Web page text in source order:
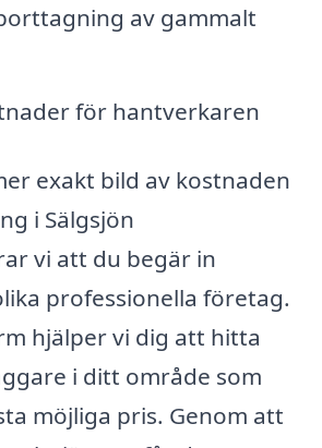
av gammalt
för hantverkaren
exakt bild av kostnaden
i Sälgsjön
vi att du begär in
professionella företag.
hjälper vi dig att hitta
i ditt område som
möjliga pris. Genom att